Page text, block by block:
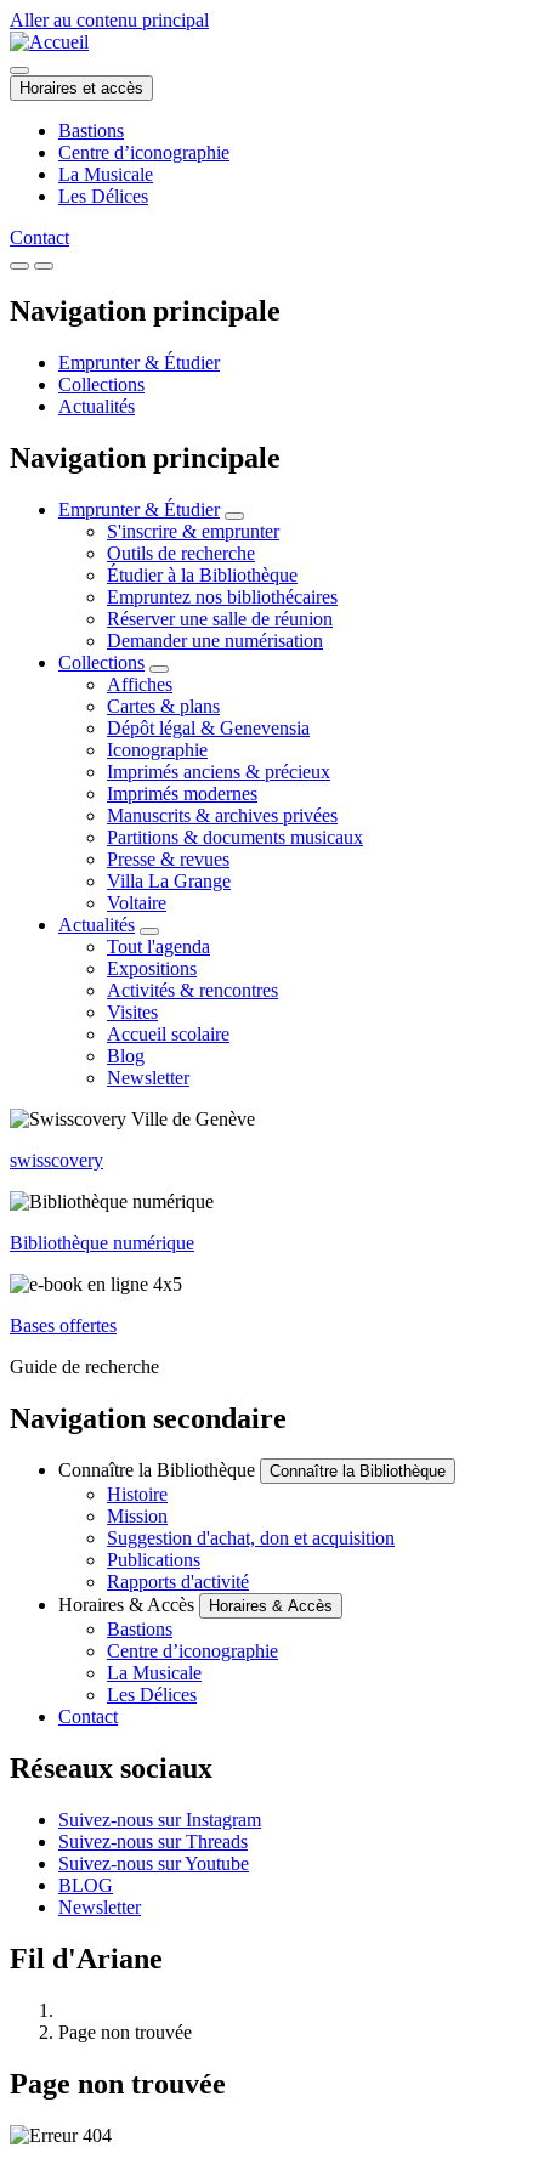
Aller au contenu principal
Horaires et accès
Bastions
Centre d’iconographie
La Musicale
Les Délices
Contact
Navigation principale
Emprunter & Étudier
Collections
Actualités
Navigation principale
Emprunter & Étudier
S'inscrire & emprunter
Outils de recherche
Étudier à la Bibliothèque
Empruntez nos bibliothécaires
Réserver une salle de réunion
Demander une numérisation
Collections
Affiches
Cartes & plans
Dépôt légal & Genevensia
Iconographie
Imprimés anciens & précieux
Imprimés modernes
Manuscrits & archives privées
Partitions & documents musicaux
Presse & revues
Villa La Grange
Voltaire
Actualités
Tout l'agenda
Expositions
Activités & rencontres
Visites
Accueil scolaire
Blog
Newsletter
swisscovery
Bibliothèque numérique
Bases offertes
Guide de recherche
Navigation secondaire
Connaître la Bibliothèque Connaître la Bibliothèque
Histoire
Mission
Suggestion d'achat, don et acquisition
Publications
Rapports d'activité
Horaires & Accès
Horaires & Accès
Bastions
Centre d’iconographie
La Musicale
Les Délices
Contact
Réseaux sociaux
Suivez-nous sur Instagram
Suivez-nous sur Threads
Suivez-nous sur Youtube
BLOG
Newsletter
Fil d'Ariane
Page non trouvée
Page non trouvée